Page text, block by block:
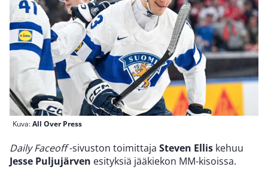
Kuva:All Over Press
Daily Faceoff-sivuston toimittaja Steven Ellis kehuu
Jesse Puljujärven esityksiä jääkiekon MM-kisoissa.